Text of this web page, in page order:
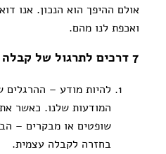
אולם ההיפך הוא הנכון. אנו
ואכפת לנו מהם.
7 דרכים לתרגול של קבלה עצמית:
להיות מודע – ההרגלים
המודעות שלנו. כאשר
שופטים או מבקרים –
בחזרה לקבלה עצמית.